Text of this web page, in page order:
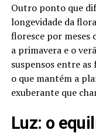
Outro ponto que
longevidade da
floresce por meses
a primavera e o
suspensos entre
o que mantém a
exuberante que
Luz: o